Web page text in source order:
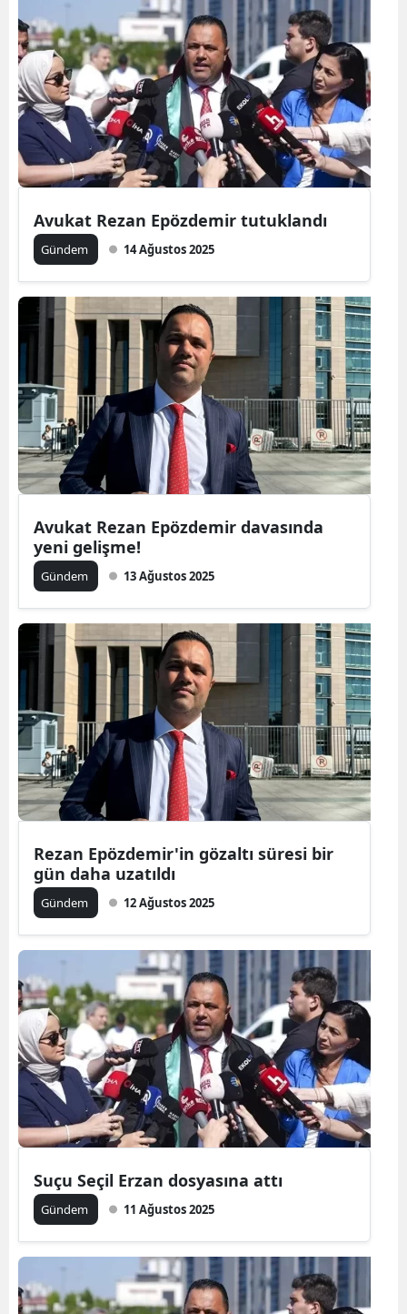
Avukat Rezan Epözdemir tutuklandı
Gündem 14 Ağustos 2025
Avukat Rezan Epözdemir davasında
yeni gelişme!
Gündem 13 Ağustos 2025
Rezan Epözdemir'in gözaltı süresi bir
gün daha uzatıldı
Gündem 12 Ağustos 2025
Suçu Seçil Erzan dosyasına attı
Gündem 11 Ağustos 2025